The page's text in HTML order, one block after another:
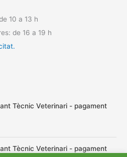
10 a 13 h
de 16 a 19 h
Tècnic Veterinari - pagament
Tècnic Veterinari - pagament